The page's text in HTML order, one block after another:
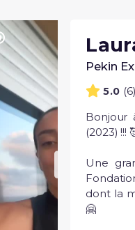
Pekin
5.0 (6)
Bonjour
(2023) !!!
Une
dont la
🤗